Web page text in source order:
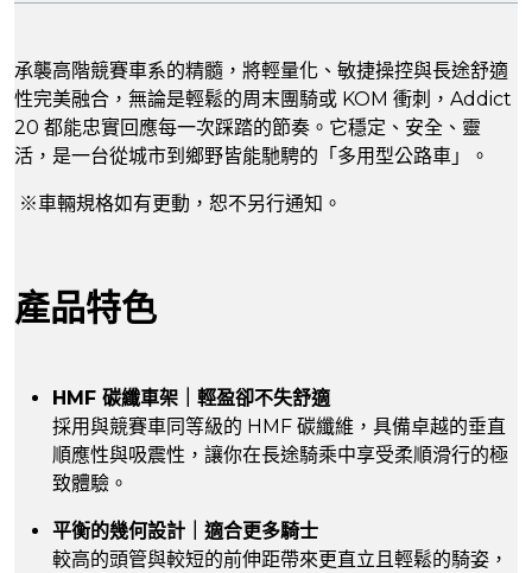
承襲高階競賽車系的精髓，將輕量化、敏捷操控與長途舒適
性完美融合，無論是輕鬆的周末團騎或 KOM 衝刺，Addict
20 都能忠實回應每一次踩踏的節奏。它穩定、安全、靈
活，是一台從城市到鄉野皆能馳騁的「多用型公路車」。
※車輛規格如有更動，恕不另行通知。
產品特色
HMF 碳纖車架｜輕盈卻不失舒適
採用與競賽車同等級的 HMF 碳纖維，具備卓越的垂直
順應性與吸震性，讓你在長途騎乘中享受柔順滑行的極
致體驗。
平衡的幾何設計｜適合更多騎士
較高的頭管與較短的前伸距帶來更直立且輕鬆的騎姿，